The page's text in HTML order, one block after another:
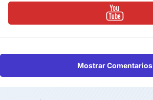
Mostrar Comentarios